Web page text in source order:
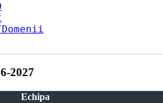
2027
Echipa